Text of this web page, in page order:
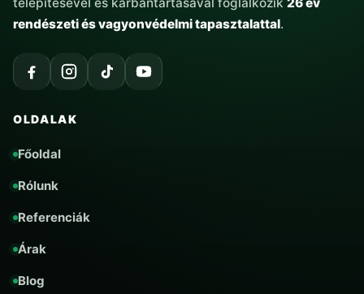
rendészeti és vagyonvédelmi tapasztalattal.
OLDALAK
Főoldal
Rólunk
Referenciák
Árak
Blog